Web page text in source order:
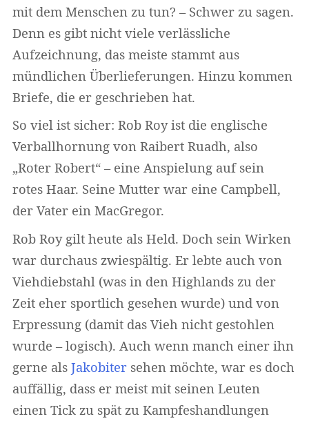
mit dem Menschen zu tun? – Schwer zu sagen.
Denn es gibt nicht viele verlässliche
Aufzeichnung, das meiste stammt aus
mündlichen Überlieferungen. Hinzu kommen
Briefe, die er geschrieben hat.
So viel ist sicher: Rob Roy ist die englische
Verballhornung von Raibert Ruadh, also
„Roter Robert“ – eine Anspielung auf sein
rotes Haar. Seine Mutter war eine Campbell,
der Vater ein MacGregor.
Rob Roy gilt heute als Held. Doch sein Wirken
war durchaus zwiespältig. Er lebte auch von
Viehdiebstahl (was in den Highlands zu der
Zeit eher sportlich gesehen wurde) und von
Erpressung (damit das Vieh nicht gestohlen
wurde – logisch). Auch wenn manch einer ihn
gerne als Jakobiter sehen möchte, war es doch
auffällig, dass er meist mit seinen Leuten
einen Tick zu spät zu Kampfeshandlungen